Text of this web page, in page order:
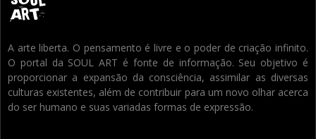
A arte liberta. O pensamento é livre e o poder de criação infinito.
O portal da SOUL ART é fonte de informação. Seu objetivo é
proporcionar a expansão da consciência, assimilar as diversas
culturas existentes, além de contribuir para um novo olhar acerca
do ser humano e suas variadas formas de expressão.